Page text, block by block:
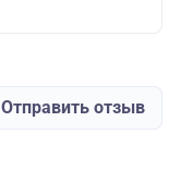
Отправить отзыв